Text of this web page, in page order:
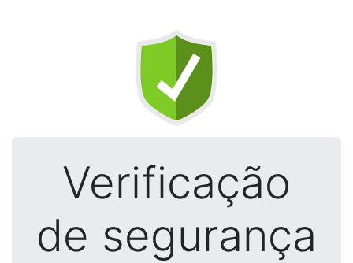
Verificação
de segurança